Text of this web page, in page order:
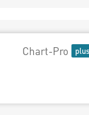
Chart-Pro